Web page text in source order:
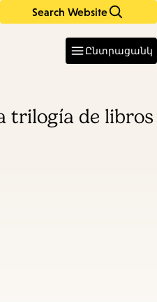
Search Website
Ընտրացանկ
trilogía de libros